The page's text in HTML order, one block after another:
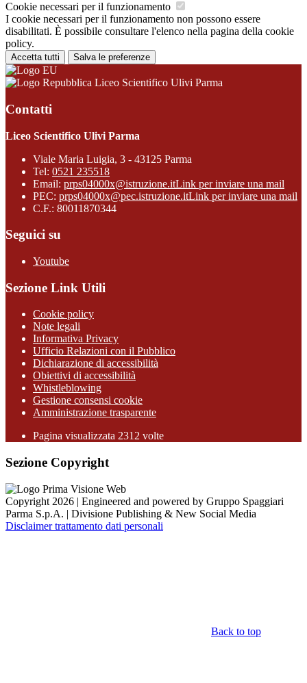
Cookie necessari per il funzionamento
I cookie necessari per il funzionamento non possono essere
disabilitati. È possibile consultare l'elenco nella pagina della cookie
policy.
Accetta tutti Salva le preferenze
Liceo Scientifico Ulivi Parma
Contatti
Liceo Scientifico Ulivi Parma
Viale Maria Luigia, 3 - 43125 Parma
Tel: 0521 235518
Email: prps04000x@istruzione.itLink per inviare una mail
PEC: prps04000x@pec.istruzione.itLink per inviare una mail
C.F.: 80011870344
Seguici su
Youtube
Sezione Link Utili
Cookie policy
Note legali
Informativa Privacy
Ufficio Relazioni con il Pubblico
Dichiarazione di accessibilità
Obiettivi di accessibilità
Whistleblowing
Gestione consensi cookie
Amministrazione trasparente
Pagina visualizzata 2312 volte
Sezione Copyright
Copyright 2026 | Engineered and powered by Gruppo Spaggiari
Parma S.p.A. | Divisione Publishing & New Social Media
Disclaimer trattamento dati personali
Back to top